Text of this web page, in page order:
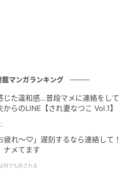
実名と顔を晒すママ、大丈夫か
配していたら。
っとみる
載マンガランキング
じた違和感…普段マメに連絡をして
からのLINE【され妻なつこ Vol.1】
れ〜♡」遅刻するなら連絡して！
ナメてます
何でも許される